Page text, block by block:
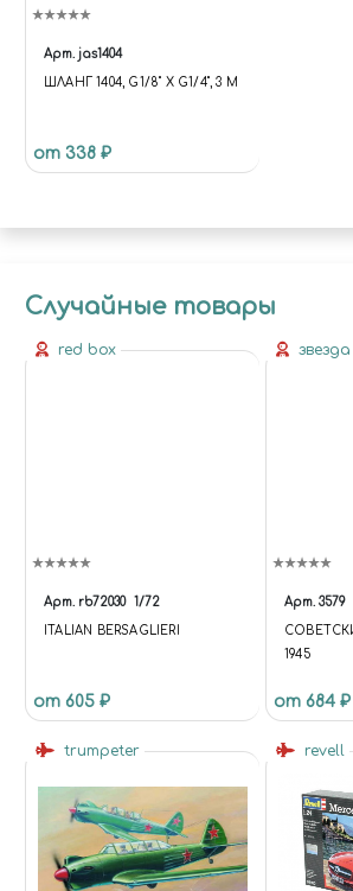
Арт. jas1404
ШЛАНГ 1404, G1/8" Х G1/4", 3 М
от 338 ₽
Случайные товары
red box
Арт. rb72030 1/72
ITALIAN BERSAGLIERI
от 605 ₽
звезда
Арт. 3579
1945
от 684 ₽
trumpeter revell